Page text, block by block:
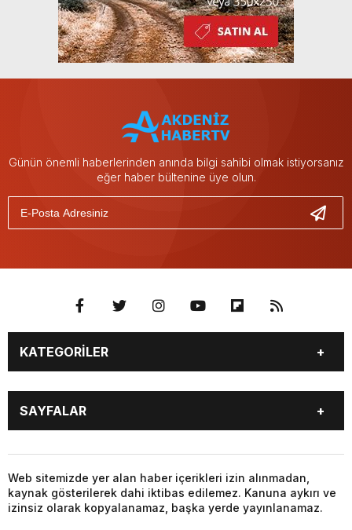
Günün önemli haberlerinden anında bilgi sahibi olmak istiyorsanız
eğer haber bültenine üye olun.
KATEGORİLER
GÜNDEM
SEKTÖR ÖZEL
DÜNYA
EKONOMİ
SPOR
SAYFALAR
DÜNYA
SİYASET
EKONOMİ
SPOR
Web sitemizde yer alan haber içerikleri izin alınmadan,
kaynak gösterilerek dahi iktibas edilemez. Kanuna aykırı ve
izinsiz olarak kopyalanamaz, başka yerde yayınlanamaz.